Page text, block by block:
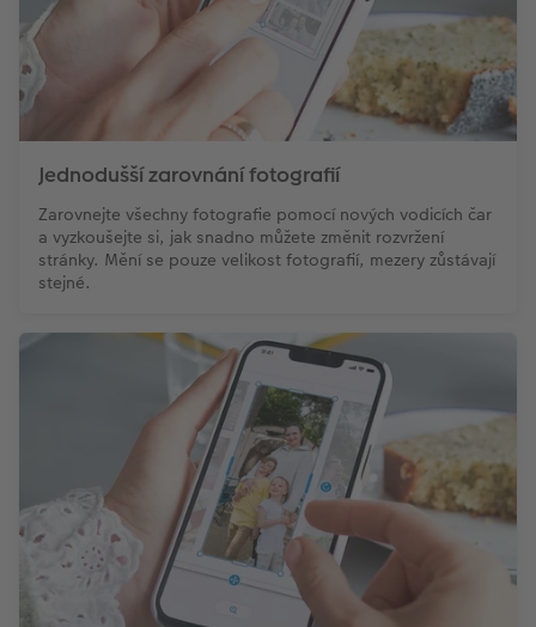
Jednodušší zarovnání fotografií
Zarovnejte všechny fotografie pomocí nových vodicích čar
a vyzkoušejte si, jak snadno můžete změnit rozvržení
stránky. Mění se pouze velikost fotografií, mezery zůstávají
stejné.